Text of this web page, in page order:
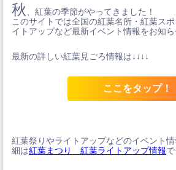
秋
、紅葉の季節がやってきました！
このサイトでは全国の紅葉名所・紅葉ス
イトアップなど最新イベント情報をお知ら
最新の詳しい紅葉見ごろ情報は↓↓↓↓
ここをタップ！
紅葉祭りやライトアップなどのイベント
細は紅葉まつり 紅葉ライトアップ情報